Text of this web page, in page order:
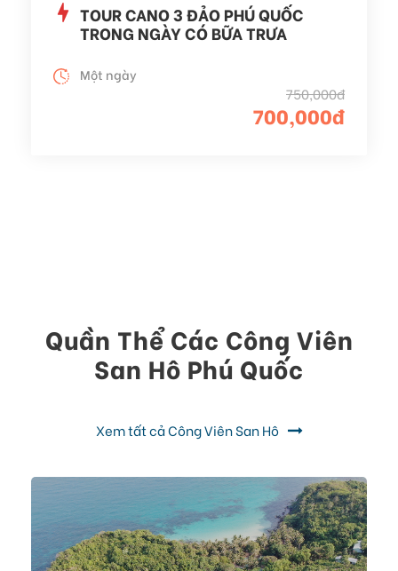
TOUR CANO 3 ĐẢO PHÚ QUỐC
TRONG NGÀY CÓ BỮA TRƯA
750,000đ
700,000đ
Một ngày
Quần Thể Các Công Viên
San Hô Phú Quốc
Xem tất cả Công Viên San Hô